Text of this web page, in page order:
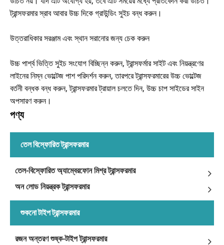
ট্রান্সফরমার স্রাব আবার উচ্চ দিকে গ্রাউন্ডিং সুইচ বন্ধ করুন।
উত্তরাধিকার সরঞ্জাম এবং স্থান সরানোর জন্য চেক করুন
উচ্চ পার্শ্ব ভিত্তি সুইচ সংযোগ বিচ্ছিন্ন করুন, ট্রান্সফর্মার সাইট এবং নিয়ন্ত্রণের
লাইনের নিম্ন ভোল্টেজ পাশ পরিদর্শন করুন, তারপরে ট্রান্সফরমারের উচ্চ ভোল্টেজ
বর্তনী বন্ধক বন্ধ করুন, ট্রান্সফরমার ট্রায়াল চলতে দিন, উচ্চ চাপ সাইডের সাইন
অপসারণ করুন।
পণ্য
তেল বিস্ফোরিত ট্রান্সফরমার
তেল-বিস্ফোরিত অ্যাম্বেরফোন মিশ্র ট্রান্সফরমার
অন ​​লোড নিয়ন্ত্রক ট্রান্সফরমার
শুকনো টাইপ ট্রান্সফরমার
রজন অন্তরণ শুষ্ক-টাইপ ট্রান্সফরমার